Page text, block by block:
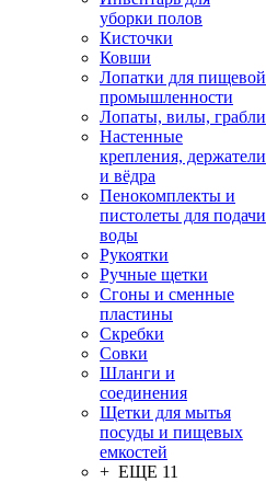
уборки полов
Кисточки
Ковши
Лопатки для пищевой
промышленности
Лопаты, вилы, грабли
Настенные
крепления, держатели
и вёдра
Пенокомплекты и
пистолеты для подачи
воды
Рукоятки
Ручные щетки
Сгоны и сменные
пластины
Скребки
Совки
Шланги и
соединения
Щетки для мытья
посуды и пищевых
емкостей
+ ЕЩЕ 11